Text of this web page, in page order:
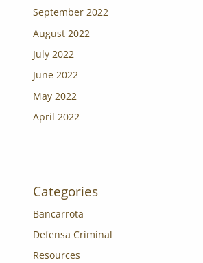
September 2022
August 2022
July 2022
June 2022
May 2022
April 2022
Categories
Bancarrota
Defensa Criminal
Resources